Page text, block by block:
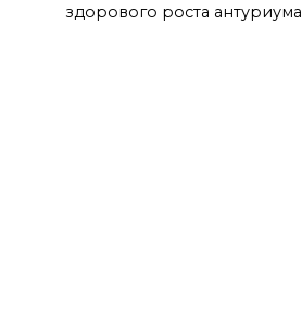
здорового роста антуриума